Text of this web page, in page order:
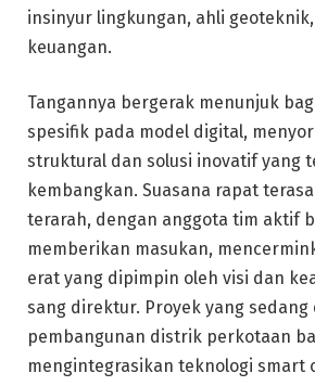
insinyur lingkungan, ahli
keuangan.
Tangannya bergerak menunjuk
spesifik pada model digital,
struktural dan solusi inovatif yang
kembangkan. Suasana rapat
terarah, dengan anggota tim aktif
memberikan masukan,
erat yang dipimpin oleh visi dan
sang direktur. Proyek yang sedang
pembangunan distrik perkotaan
mengintegrasikan teknologi smart